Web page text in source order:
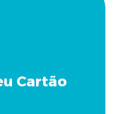
Cartão